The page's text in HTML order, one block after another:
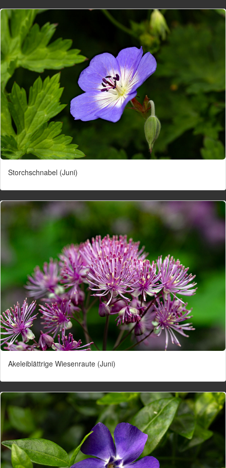
Storchschnabel (Juni)
Akeleiblättrige Wiesenraute (Juni)